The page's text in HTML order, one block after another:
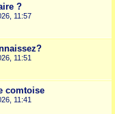
?
11:57
11:51
comtoise
11:41